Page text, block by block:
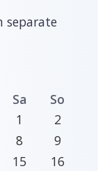
separate
Sa
So
1
2
8
9
15
16